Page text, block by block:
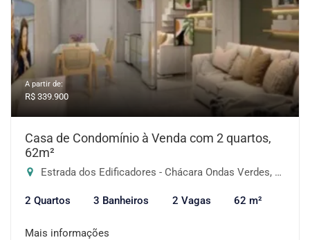
A partir de:
R$ 339.900
Casa de Condomínio à Venda com 2 quartos,
62m²
Estrada dos Edificadores - Chácara Ondas Verdes, Cotia-SP
2 Quartos 3 Banheiros 2 Vagas 62 m²
Mais informações